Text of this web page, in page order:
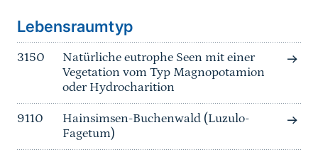
Lebensraumtyp
3150
Natürliche eutrophe Seen mit einer
Vegetation vom Typ Magnopotamion
oder Hydrocharition
9110
Hainsimsen-Buchenwald (Luzulo-
Fagetum)